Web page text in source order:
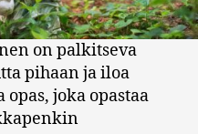
on palkitseva
pihaan ja iloa
opas, joka opastaa